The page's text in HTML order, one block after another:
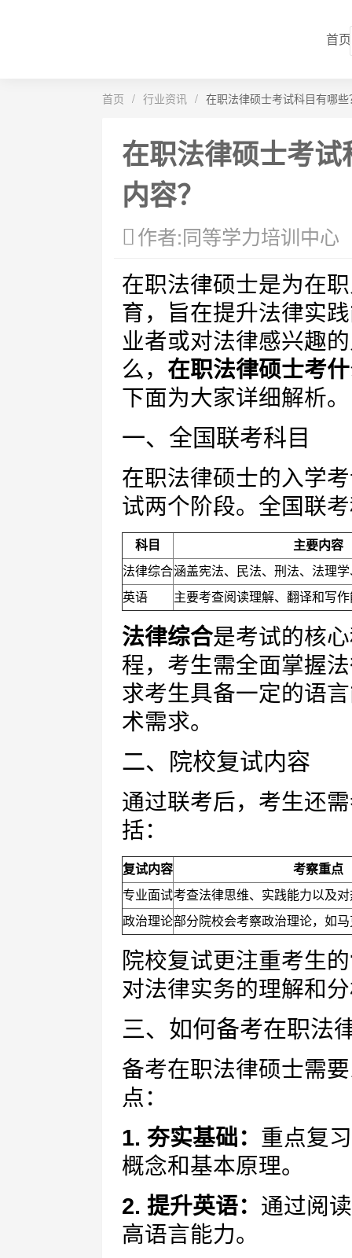
首页
首页 / 行业资讯 / 在职法律硕士考试科目有哪
在职法律硕士考
内容？
作者:同等学力培训中心
在职法律硕士是为在
育，旨在提升法律实
业者或对法律感兴趣
么， 在职法律硕士考
下面为大家详细解析。
一、全国联考科目
在职法律硕士的入学
试两个阶段。全国联
科目
主要内容
法律综合涵盖宪法、民法、刑法、法理
英语
主要考查阅读理解、翻译和写
法律综合是考试的核
程，考生需全面掌握
求考生具备一定的语
术需求。
二、院校复试内容
通过联考后，考生还
括：
复试内容
考察重点
专业面试考查法律思维、实践能力以及
政治理论部分院校会考察政治理论，如
院校复试更注重考生的
对法律实务的理解和
三、如何备考在职法
备考在职法律硕士需
点：
1. 夯实基础： 重点复
概念和基本原理。
2. 提升英语： 通过阅
高语言能力。